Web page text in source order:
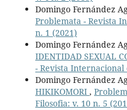
Domingo Fernández
Problemata - Revista
n. 1 (2021)
Domingo Fernández
IDENTIDAD SEXUAL
- Revista Internacional
Domingo Fernández
HIKIKOMORI ,
Filosofia: v. 10 n. 5